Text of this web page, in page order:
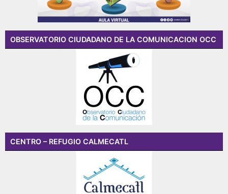
OBSERVATORIO CIUDADANO DE LA COMUNICACION OCC
CENTRO – REFUGIO CALMECATL